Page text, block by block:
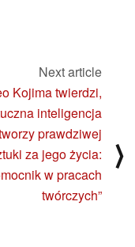
Next article
Kojima twierdzi,
inteligencja
prawdziwej
za jego życia:
w pracach
twórczych”
⟩